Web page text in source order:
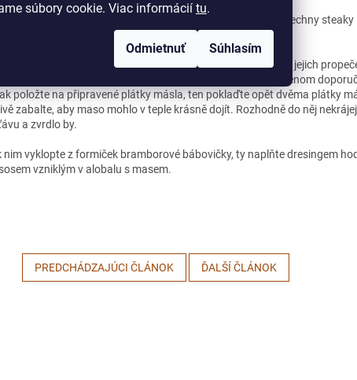
súbory cookie. Viac informácií tu.
Odmietnuť Súhlasím
si kus alobalu (tak velký, aby se do něj dali zabalit všechny steaky
na které pak budete pokládat maso.
až na opravdu rozpálenou, těžko by se pak regulovalo jejich
vám vyhovuje (my máme nejraději medium rare a můžeme jenom
položte na připravené plátky másla, ten poklaďte opět dvěma plátky
zabalte, aby maso mohlo v teple krásně dojít. Rozhodně do něj
a zvrdlo by.
vyklopte z formiček bramborové bábovičky, ty naplňte dresingem
vzniklým v alobalu s masem.
PREDCHÁDZAJÚCI ČLÁNOK ĎALŠÍ ČLÁNOK